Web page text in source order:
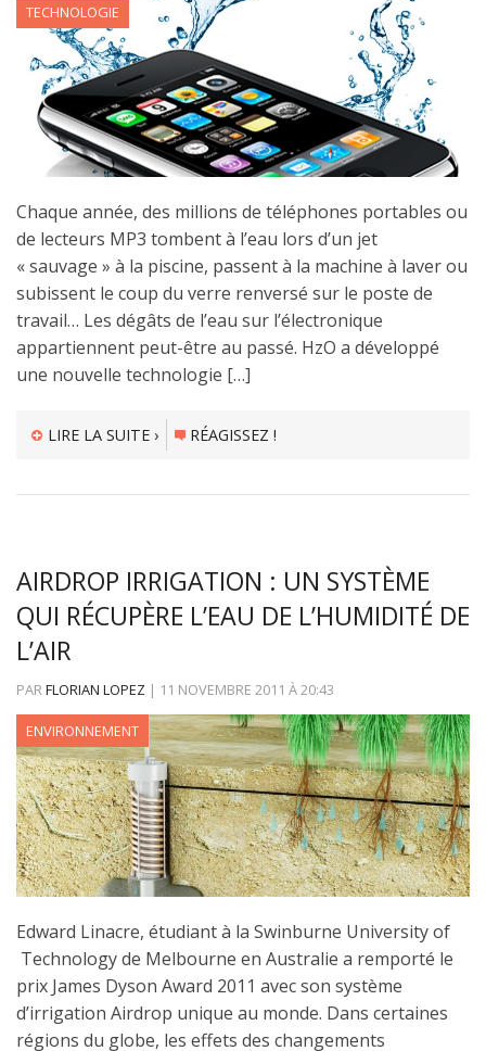
TECHNOLOGIE
Chaque année, des millions de téléphones portables ou
de lecteurs MP3 tombent à l’eau lors d’un jet
« sauvage » à la piscine, passent à la machine à laver ou
subissent le coup du verre renversé sur le poste de
travail… Les dégâts de l’eau sur l’électronique
appartiennent peut-être au passé. HzO a développé
une nouvelle technologie […]
LIRE LA SUITE › RÉAGISSEZ !
AIRDROP IRRIGATION : UN SYSTÈME
QUI RÉCUPÈRE L’EAU DE L’HUMIDITÉ DE
L’AIR
PARFLORIAN LOPEZ | 11 NOVEMBRE 2011 À20:43
ENVIRONNEMENT
Edward Linacre, étudiant à la Swinburne University of
Technology de Melbourne en Australie a remporté le
prix James Dyson Award 2011 avec son système
d’irrigation Airdrop unique au monde. Dans certaines
régions du globe, les effets des changements